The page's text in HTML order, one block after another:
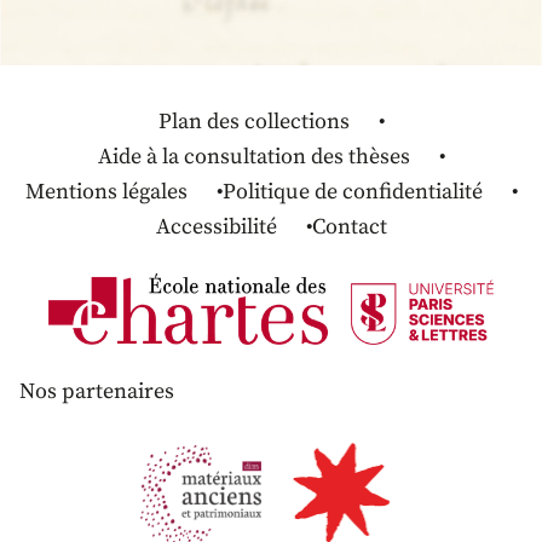
Plan des collections
Aide à la consultation des thèses
Mentions légales
Politique de confidentialité
Accessibilité
Contact
Nos partenaires